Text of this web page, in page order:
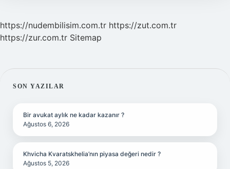
https://nudembilisim.com.tr https://zut.com.tr
https://zur.com.tr Sitemap
SIDEBAR
SON YAZILAR
Bir avukat aylık ne kadar kazanır ?
Ağustos 6, 2026
Khvicha Kvaratskhelia’nın piyasa değeri nedir ?
Ağustos 5, 2026